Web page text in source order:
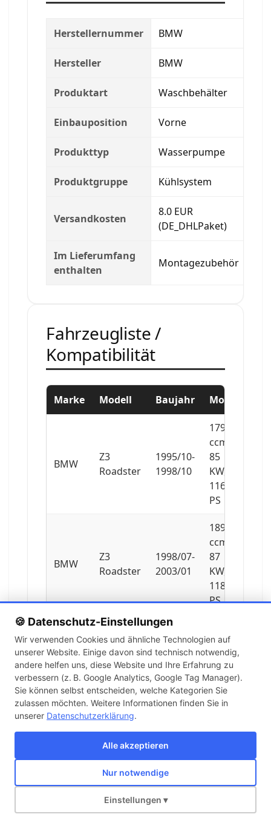
🍪 Datenschutz-Einstellungen
Wir verwenden Cookies und ähnliche Technologien auf
unserer Website. Einige davon sind technisch notwendig,
andere helfen uns, diese Website und Ihre Erfahrung zu
verbessern (z. B. Google Analytics, Google Tag Manager).
Sie können selbst entscheiden, welche Kategorien Sie
zulassen möchten. Weitere Informationen finden Sie in
unserer Datenschutzerklärung.
Alle akzeptieren
Nur notwendige
Einstellungen ▾
Herstellernummer BMW
Hersteller BMW
Produktart Waschbehälter
Einbauposition Vorne
Produkttyp Wasserpumpe
Produktgruppe Kühlsystem
Versandkosten
8.0 EUR
(DE_DHLPaket)
Im Lieferumfang
enthalten
Montagezubehör
Fahrzeugliste /
Kompatibilität
Marke Modell Baujahr Motor
BMW
Z3
Roadster
1995/10-
1998/10
1796
ccm,
85
KW,
116
PS
BMW
Z3
Roadster
1998/07-
2003/01
1895
ccm,
87
KW,
118
PS
BMW
Z3
Roadster
1999/01-
2003/01
ccm,
85
KW,
116
PS
BMW
Roadster
1999/03
140
Über unsKontaktVersandImpressumAGBWiderruf
Copyright © 2026 KFZ-STORE v2.0